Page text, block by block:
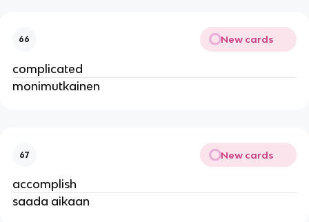
66 New cards
complicated
monimutkainen
67 New cards
accomplish
saada aikaan